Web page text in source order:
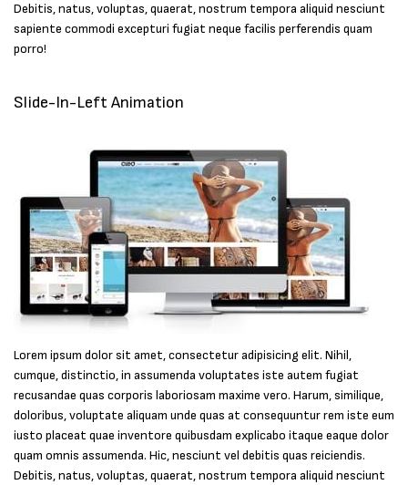
Debitis, natus, voluptas, quaerat, nostrum tempora aliquid nesciunt
sapiente commodi excepturi fugiat neque facilis perferendis quam
porro!
Slide-In-Left Animation
Lorem ipsum dolor sit amet, consectetur adipisicing elit. Nihil,
cumque, distinctio, in assumenda voluptates iste autem fugiat
recusandae quas corporis laboriosam maxime vero. Harum, similique,
doloribus, voluptate aliquam unde quas at consequuntur rem iste eum
iusto placeat quae inventore quibusdam explicabo itaque eaque dolor
quam omnis assumenda. Hic, nesciunt vel debitis quas reiciendis.
Debitis, natus, voluptas, quaerat, nostrum tempora aliquid nesciunt